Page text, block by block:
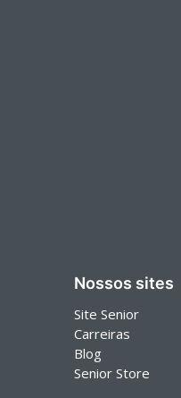
Nossos sites
Site Senior
Carreiras
Blog
Senior Store